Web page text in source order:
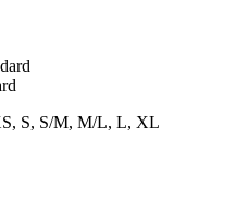
S, S/M, M/L, L, XL